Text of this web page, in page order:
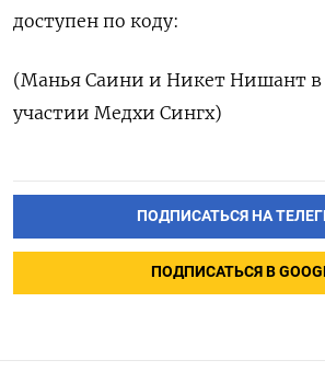
доступен по коду:
(Манья Саини и Никет Нишант в
участии Медхи Сингх)
ПОДПИСАТЬСЯ НА
ПОДПИСАТЬСЯ В